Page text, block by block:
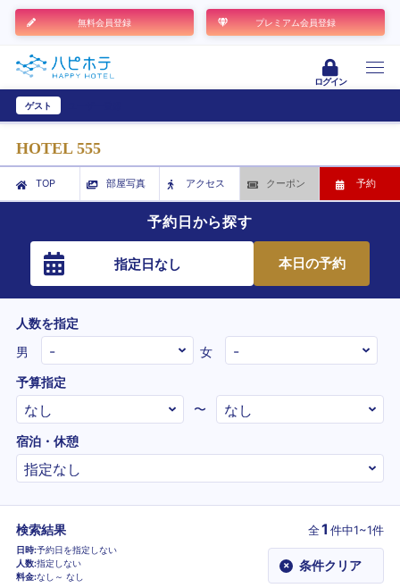
無料会員登録 プレミアム会員登録
ログイン
ゲスト
HOTEL 555
TOP 部屋写真 アクセス クーポン 予約
予約日から探す
指定日なし 本日の予約
人数を指定
男
女
予算指定
〜
宿泊・休憩
検索結果 全1 件中1~1件
日時 予約日を指定しない
人数 指定しない
料金 なし～ なし
× 条件クリア